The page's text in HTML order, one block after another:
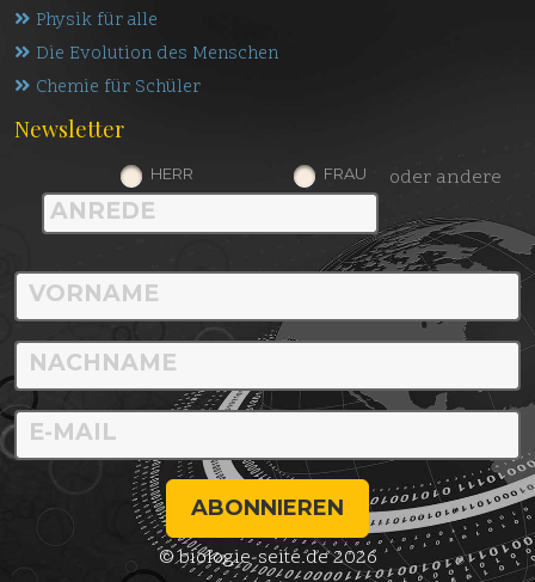
Physik für alle
Die Evolution des Menschen
Chemie für Schüler
Newsletter
HERR FRAU oder andere
ABONNIEREN
© biologie-seite.de 2026